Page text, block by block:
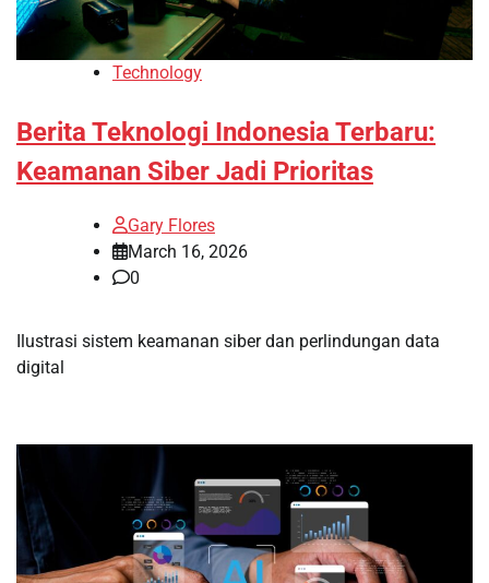
Technology
Berita Teknologi Indonesia Terbaru:
Keamanan Siber Jadi Prioritas
Gary Flores
March 16, 2026
0
Ilustrasi sistem keamanan siber dan perlindungan data
digital